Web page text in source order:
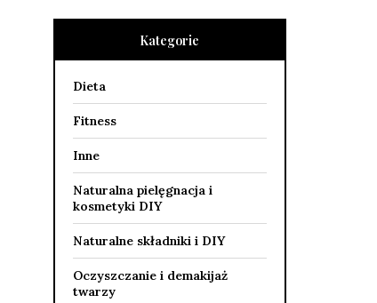
Kategorie
Dieta
Fitness
Inne
Naturalna pielęgnacja i
kosmetyki DIY
Naturalne składniki i DIY
Oczyszczanie i demakijaż
twarzy